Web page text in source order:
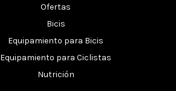
Ofertas
Bicis
Equipamiento para Bicis
Equipamiento para Ciclistas
Nutrición